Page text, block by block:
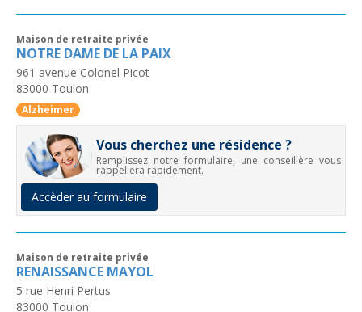
Maison de retraite privée
NOTRE DAME DE LA PAIX
961 avenue Colonel Picot
83000 Toulon
Alzheimer
Vous cherchez une résidence ?
Remplissez notre formulaire, une conseillère vous
rappellera rapidement.
Accèder au formulaire
Maison de retraite privée
RENAISSANCE MAYOL
5 rue Henri Pertus
83000 Toulon